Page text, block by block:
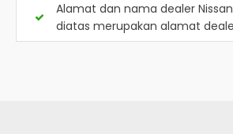
Alamat dan nama dealer
diatas merupakan alamat